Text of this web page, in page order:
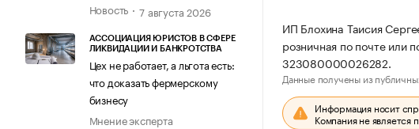
Новость
7 августа 2026
АССОЦИАЦИЯ ЮРИСТОВ В СФЕРЕ
ЛИКВИДАЦИИ И БАНКРОТСТВА
Цех не работает, а льгота есть:
что доказать фермерскому
бизнесу
Мнение эксперта
ИП Блохина Таисия
розничная по почте
323080000026282.
Данные получены из
Информация носит
Компания не является